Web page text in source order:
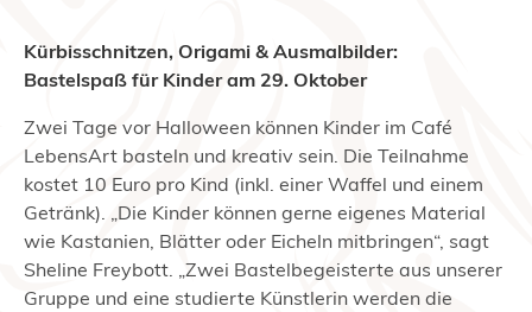
Kürbisschnitzen, Origami & Ausmalbilder:
Bastelspaß für Kinder am 29. Oktober
Zwei Tage vor Halloween können Kinder im Café
LebensArt basteln und kreativ sein. Die Teilnahme
kostet 10 Euro pro Kind (inkl. einer Waffel und einem
Getränk). „Die Kinder können gerne eigenes Material
wie Kastanien, Blätter oder Eicheln mitbringen“, sagt
Sheline Freybott. „Zwei Bastelbegeisterte aus unserer
Gruppe und eine studierte Künstlerin werden die